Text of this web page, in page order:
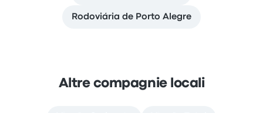
Rodoviária de Porto Alegre
Altre compagnie locali